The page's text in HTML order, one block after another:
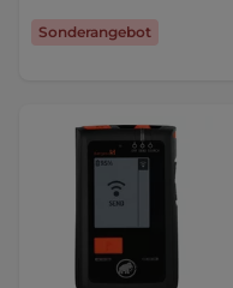
Sonderangebot